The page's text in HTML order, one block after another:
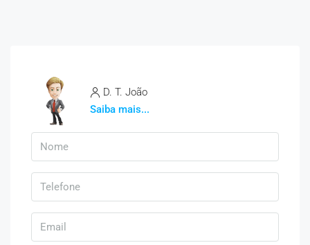
D. T. João
Saiba mais...